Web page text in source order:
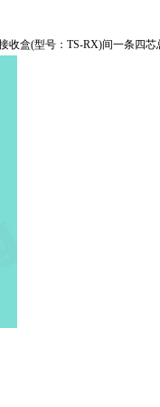
收盒(型号： TS-RX)间一条四芯